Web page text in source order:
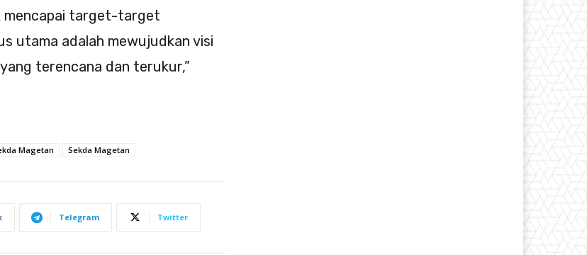
mencapai target-target
utama adalah mewujudkan visi
terencana dan terukur,”
Magetan Sekda Magetan
Telegram Twitter